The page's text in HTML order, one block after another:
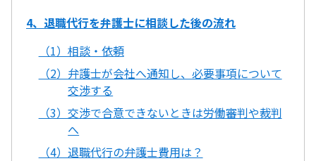
4、退職代行を弁護士に相談した後の流れ
（1）相談・依頼
（2）弁護士が会社へ通知し、必要事項について
交渉する
（3）交渉で合意できないときは労働審判や裁判
へ
（4）退職代行の弁護士費用は？